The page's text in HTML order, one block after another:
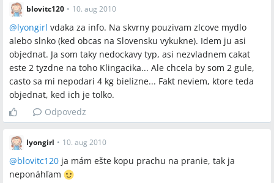
blovitc120 • 10. aug 2010
@lyongirl vdaka za info. Na skvrny pouzivam zlcove mydlo
alebo slnko (ked obcas na Slovensku vykukne). Idem ju asi
objednat. Ja som taky nedockavy typ, asi nezvladnem cakat
este 2 tyzdne na toho Klingacika... Ale chcela by som 2 gule,
casto sa mi nepodari 4 kg bielizne... Fakt neviem, ktore teda
objednat, ked ich je tolko.
Odpovedz
lyongirl • 10. aug 2010
@blovitc120 ja mám ešte kopu prachu na pranie, tak ja
neponáhľam